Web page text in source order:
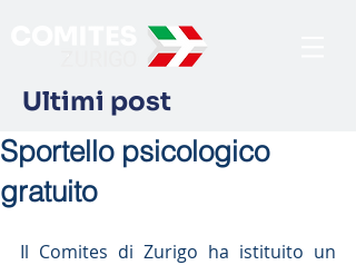
Ultimi post
Sportello psicologico
gratuito
Il Comites di Zurigo ha istituito un